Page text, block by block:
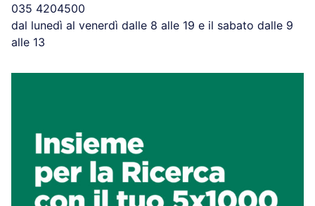
035 4204500
dal lunedì al venerdì dalle 8 alle 19 e il sabato dalle 9
alle 13